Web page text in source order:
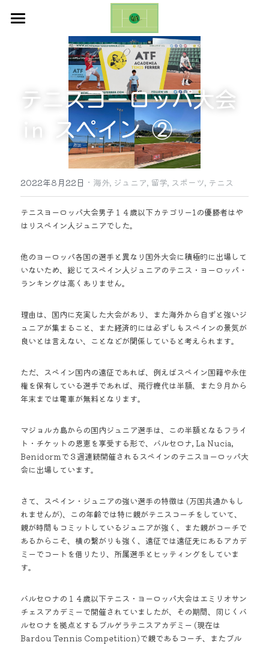
お知らせ
ギャラリー
お問い合わせ
Emilio Sanchez Academy Cup
日本語
English
テニスヨーロッパ大会
in スペイン ②
2022年8月22日 · 海外, ジュニア, 留学, スポーツ, テニス
テニスヨーロッパ大会男子１４歳以下カテゴリー1の優勝者はや
はりスペイン人ジュニアでした。
他のヨーロッパ各国の選手と異なり国外大会に積極的に出場して
いないため、総じてスペイン人ジュニアのテニス・ヨーロッパ・
ランキングは高くありません。
理由は、国内に充実した大会があり、また海外から自ずと強いジ
ュニアが集まること、また経済的には必ずしもスペインの景気が
良いとは言えない、ことなどが関係していると考えられます。
ただ、スペイン国内の遠征であれば、例えばスペイン国籍や永住
権を保有している選手であれば、飛行機代は半額、また９月から
年末までは電車が無料となります。
マジョルカ島からの国内ジュニア選手は、この半額となるフライ
ト・チケットの恩恵を享受する形で、バルセロナ, La Nucia,
Benidormで３週連続開催されるスペインのテニスヨーロッパ大
会に出場しています。
さて、スペイン・ジュニアの強い選手の特徴は (万国共通かもし
れませんが)、この年齢では特に親がテニスコーチをしていて、
親が時間もコミットしているジュニアが強く、また親がコーチで
あるからこそ、横の繋がりも強く、遠征では遠征先にあるアカデ
ミーでコートを借りたり、所属選手とヒッティングをしていま
す。
バルセロナの１４歳以下テニス・ヨーロッパ大会はエミリオサン
チェスアカデミーで開催されていましたが、その期間、同じくバ
ルセロナを拠点とするブルゲラテニスアカデミー (現在は
Bardou Tennis Competition)で親であるコーチ、またブル